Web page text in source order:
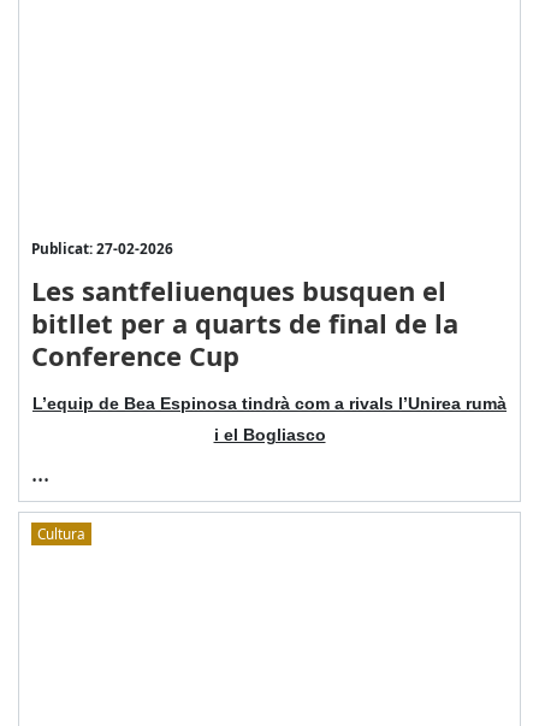
Publicat: 27-02-2026
Les santfeliuenques busquen el
bitllet per a quarts de final de la
Conference Cup
L’equip de Bea Espinosa tindrà com a rivals l’Unirea rumà
i el Bogliasco
...
Cultura